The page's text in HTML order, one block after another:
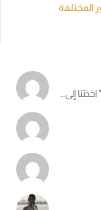
المختلفة
إلى…